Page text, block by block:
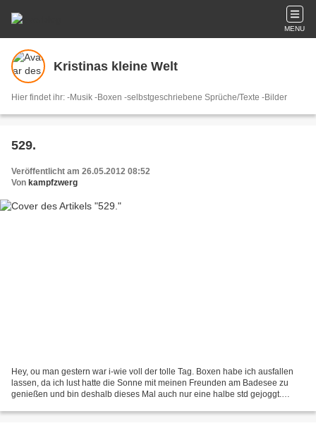
MENU
Kristinas kleine Welt
Hier findet ihr: -Musik -Boxen -selbstgeschriebene Sprüche/Texte -Bilder
529.
Veröffentlicht am 26.05.2012 08:52
Von kampfzwerg
Hey, ou man gestern war i-wie voll der tolle Tag. Boxen habe ich ausfallen
lassen, da ich lust hatte die Sonne mit meinen Freunden am Badesee zu
genießen und bin deshalb dieses Mal auch nur eine halbe std gejoggt.